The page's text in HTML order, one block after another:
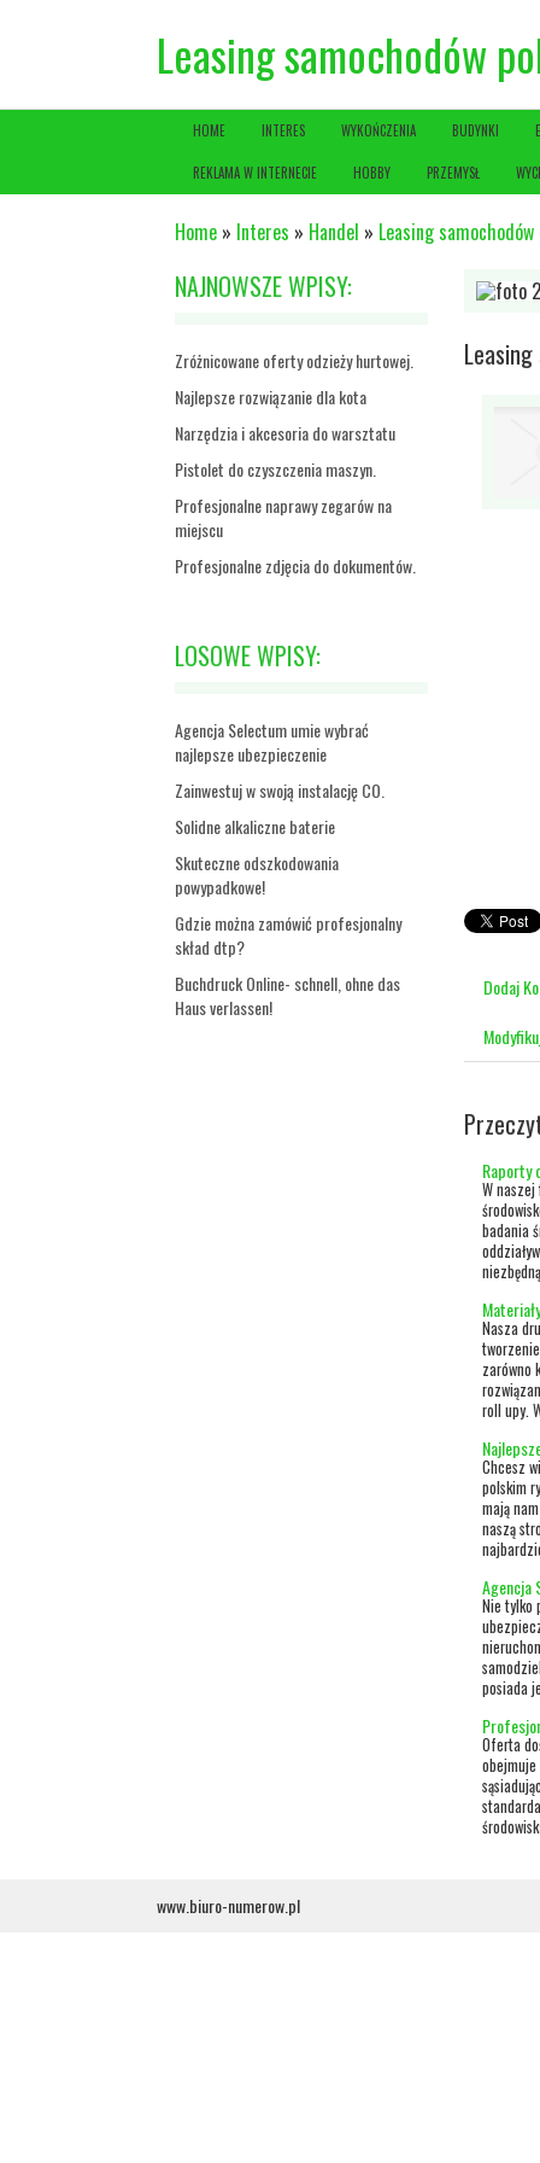
Leasing samochodów
HOME INTERES WYKOŃCZENIA BUDYNKI
REKLAMA W INTERNECIE HOBBY PRZEMYSŁ
Home » Interes » Handel » Leasing
NAJNOWSZE WPISY:
Zróżnicowane oferty odzieży hurtowej.
Najlepsze rozwiązanie dla kota
Narzędzia i akcesoria do warsztatu
Pistolet do czyszczenia maszyn.
Profesjonalne naprawy zegarów na
miejscu
Profesjonalne zdjęcia do dokumentów.
LOSOWE WPISY:
Agencja Selectum umie wybrać
najlepsze ubezpieczenie
Zainwestuj w swoją instalację CO.
Solidne alkaliczne baterie
Skuteczne odszkodowania
powypadkowe!
Gdzie można zamówić profesjonalny
skład dtp?
Buchdruck Online- schnell, ohne das
Haus verlassen!
Dodaj
Raporty
W
badania
Nasza
zarówno
roll upy.
Chcesz
polskim
mają
naszą
Agencja
Nie tylko
posiada
Oferta
obejmuje
www.biuro-numerow.pl